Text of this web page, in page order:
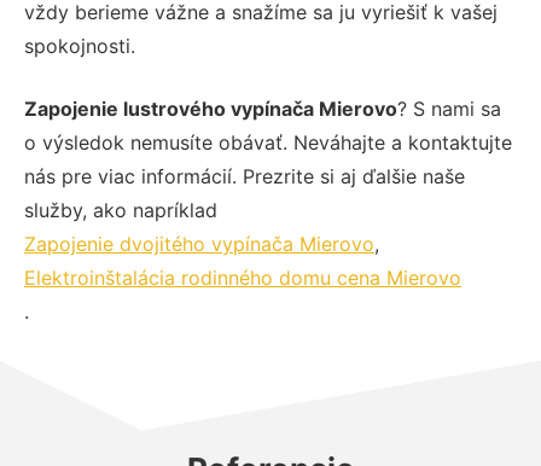
vždy berieme vážne a snažíme sa ju vyriešiť k vašej
spokojnosti.
Zapojenie lustrového vypínača Mierovo? S nami sa
o výsledok nemusíte obávať. Neváhajte a kontaktujte
nás pre viac informácií. Prezrite si aj ďalšie naše
služby, ako napríklad
Zapojenie dvojitého vypínača Mierovo,
Elektroinštalácia rodinného domu cena Mierovo
.